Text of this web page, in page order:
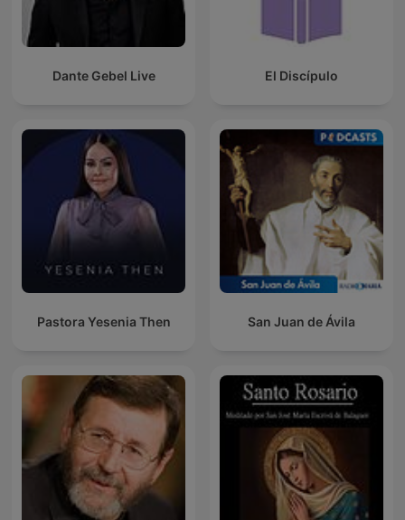
Dante Gebel Live El Discípulo
Pastora Yesenia Then San Juan de Ávila